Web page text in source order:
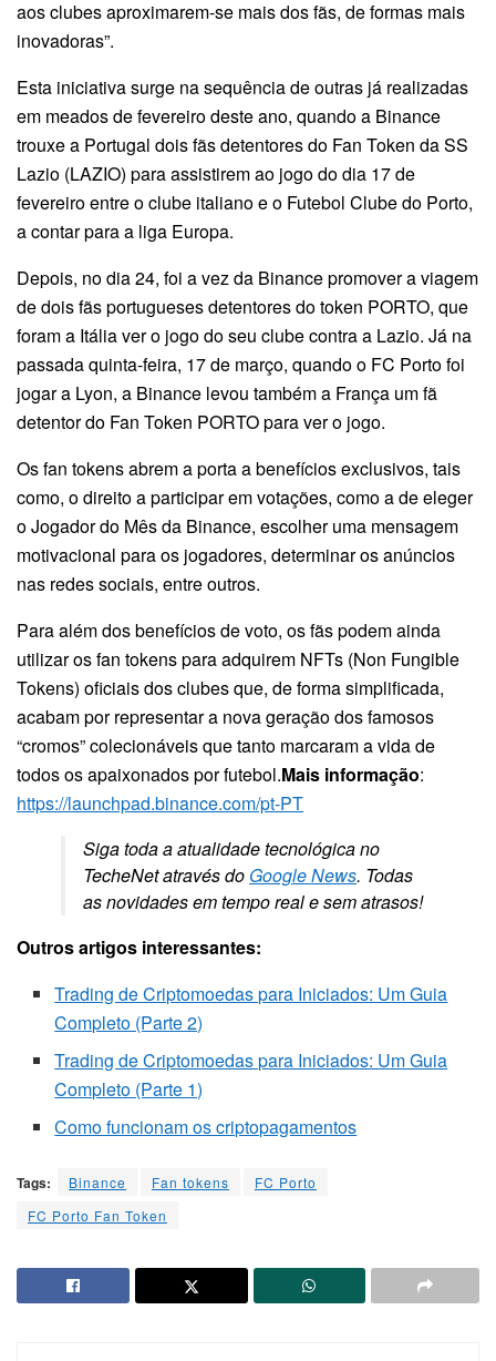
aos clubes aproximarem-se mais dos fãs, de formas mais
inovadoras”.
Esta iniciativa surge na sequência de outras já realizadas
em meados de fevereiro deste ano, quando a Binance
trouxe a Portugal dois fãs detentores do Fan Token da SS
Lazio (LAZIO) para assistirem ao jogo do dia 17 de
fevereiro entre o clube italiano e o Futebol Clube do Porto,
a contar para a liga Europa.
Depois, no dia 24, foi a vez da Binance promover a viagem
de dois fãs portugueses detentores do token PORTO, que
foram a Itália ver o jogo do seu clube contra a Lazio. Já na
passada quinta-feira, 17 de março, quando o FC Porto foi
jogar a Lyon, a Binance levou também a França um fã
detentor do Fan Token PORTO para ver o jogo.
Os fan tokens abrem a porta a benefícios exclusivos, tais
como, o direito a participar em votações, como a de eleger
o Jogador do Mês da Binance, escolher uma mensagem
motivacional para os jogadores, determinar os anúncios
nas redes sociais, entre outros.
Para além dos benefícios de voto, os fãs podem ainda
utilizar os fan tokens para adquirem NFTs (Non Fungible
Tokens) oficiais dos clubes que, de forma simplificada,
acabam por representar a nova geração dos famosos
“cromos” colecionáveis que tanto marcaram a vida de
todos os apaixonados por futebol.Mais informação:
https://launchpad.binance.com/pt-PT
Siga toda a atualidade tecnológica no
TecheNet através do Google News. Todas
as novidades em tempo real e sem atrasos!
Outros artigos interessantes:
Trading de Criptomoedas para Iniciados: Um Guia
Completo (Parte 2)
Trading de Criptomoedas para Iniciados: Um Guia
Completo (Parte 1)
Como funcionam os criptopagamentos
Tags: Binance Fan tokens
FC Porto
FC Porto Fan Token